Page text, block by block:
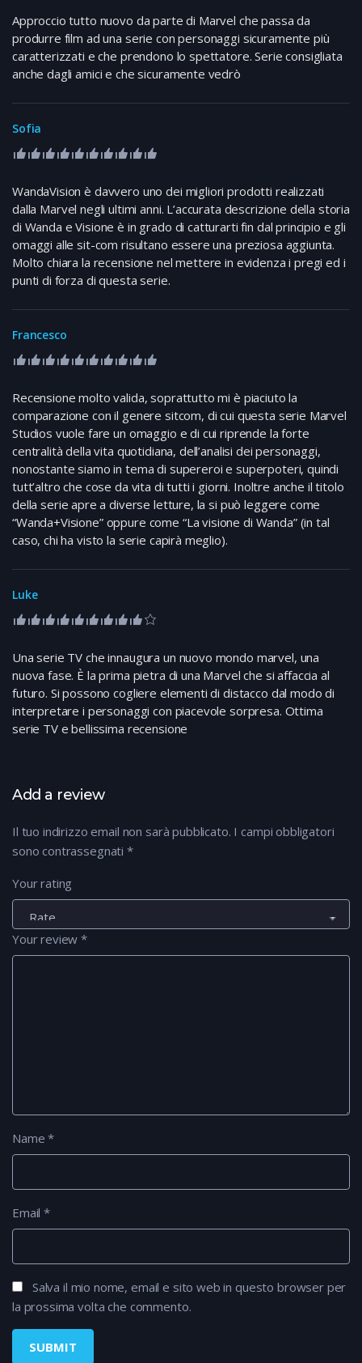
Add a review
Il tuo indirizzo email non sarà pubblicato. I campi obbligatori
sono contrassegnati *
Your rating
Your review*
Name*
Email*
Salva il mio nome, email e sito web in questo browser per
la prossima volta che commento.
Approccio tutto nuovo da parte di Marvel che passa da
produrre film ad una serie con personaggi sicuramente più
caratterizzati e che prendono lo spettatore. Serie consigliata
anche dagli amici e che sicuramente vedrò
Sofia
WandaVision è davvero uno dei migliori prodotti realizzati
dalla Marvel negli ultimi anni. L’accurata descrizione della storia
di Wanda e Visione è in grado di catturarti fin dal principio e gli
omaggi alle sit-com risultano essere una preziosa aggiunta.
Molto chiara la recensione nel mettere in evidenza i pregi ed i
punti di forza di questa serie.
Francesco
Recensione molto valida, soprattutto mi è piaciuto la
comparazione con il genere sitcom, di cui questa serie Marvel
Studios vuole fare un omaggio e di cui riprende la forte
centralità della vita quotidiana, dell’analisi dei personaggi,
nonostante siamo in tema di supereroi e superpoteri, quindi
tutt’altro che cose da vita di tutti i giorni. Inoltre anche il titolo
della serie apre a diverse letture, la si può leggere come
“Wanda+Visione” oppure come “La visione di Wanda” (in tal
caso, chi ha visto la serie capirà meglio).
Luke
Una serie TV che innaugura un nuovo mondo marvel, una
nuova fase. È la prima pietra di una Marvel che si affaccia al
futuro. Si possono cogliere elementi di distacco dal modo di
interpretare i personaggi con piacevole sorpresa. Ottima
serie TV e bellissima recensione